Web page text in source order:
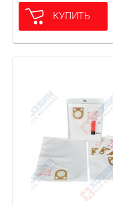
КУПИТЬ